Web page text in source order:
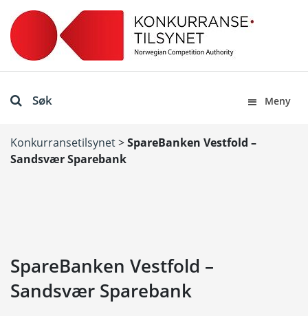
Søk Meny
Konkurransetilsynet>SpareBanken Vestfold –
Sandsvær Sparebank
SpareBanken Vestfold –
Sandsvær Sparebank